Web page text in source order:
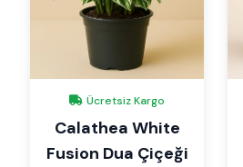
Ücretsiz Kargo
Calathea White
Fusion Dua Çiçeği